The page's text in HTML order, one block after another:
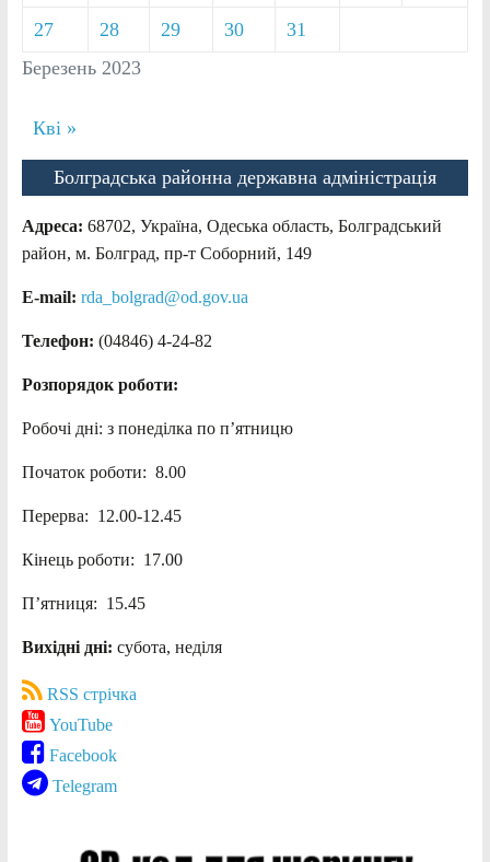
Березень 2023
27 28 29 30 31
Кві »
Болградська районна державна адміністрація
Адреса: 68702, Україна, Одеська область, Болградський
район, м. Болград, пр-т Соборний, 149
E-mail: rda_bolgrad@od.gov.ua
Телефон: (04846) 4-24-82
Розпорядок роботи:
Робочі дні: з понеділка по п’ятницю
Початок роботи: 8.00
Перерва: 12.00-12.45
Кінець роботи: 17.00
П’ятниця: 15.45
Вихідні дні: субота, неділя
RSS стрічка
YouTube
Facebook
Telegram